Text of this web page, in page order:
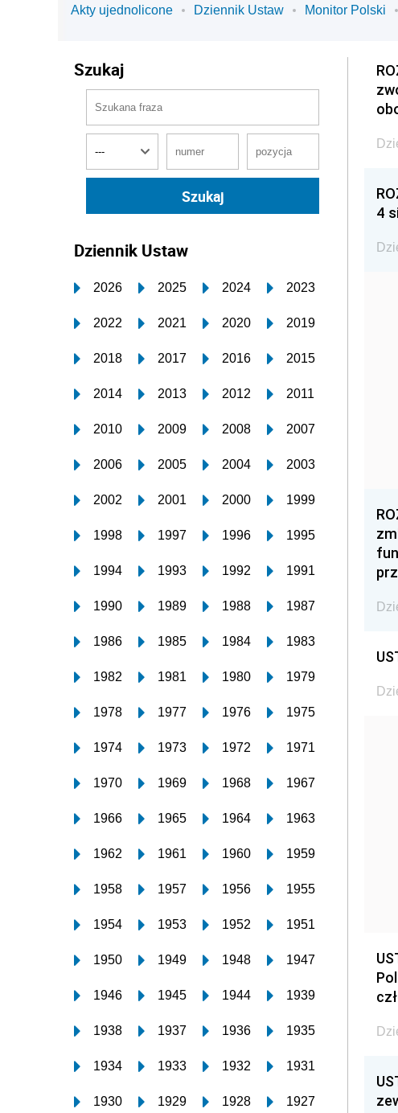
Akty ujednolicone Dziennik Ustaw Monitor Polski
Szukaj
Dziennik Ustaw
2026 2025 2024 2023
2022 2021 2020 2019
2018 2017 2016 2015
2014 2013 2012 2011
2010 2009 2008 2007
2006 2005 2004 2003
2002 2001 2000 1999
1998 1997 1996 1995
1994 1993 1992 1991
1990 1989 1988 1987
1986 1985 1984 1983
1982 1981 1980 1979
1978 1977 1976 1975
1974 1973 1972 1971
1970 1969 1968 1967
1966 1965 1964 1963
1962 1961 1960 1959
1958 1957 1956 1955
1954 1953 1952 1951
1950 1949 1948 1947
1946 1945 1944 1939
1938 1937 1936 1935
1934 1933 1932 1931
1930 1929 1928 1927
4